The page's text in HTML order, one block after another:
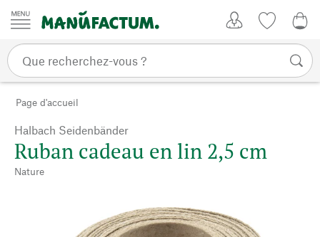
Passer au contenu
Page d'accueil
Halbach Seidenbänder
Ruban cadeau en lin 2,5 cm
Nature